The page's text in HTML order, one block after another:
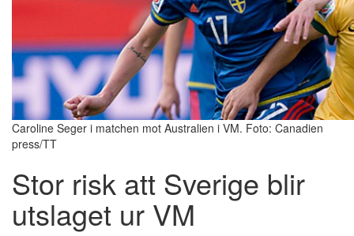
Caroline Seger i matchen mot Australien i VM. Foto: Canadien
press/TT
Stor risk att Sverige blir
utslaget ur VM